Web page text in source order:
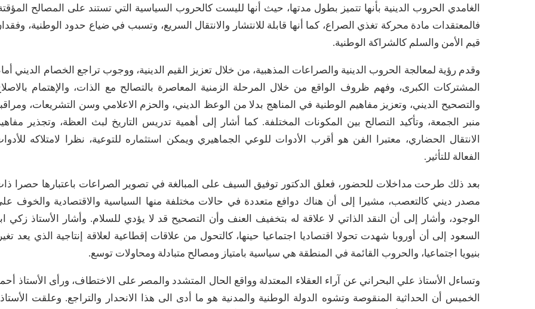
الغامدي الحروب الدينية بأنها تتميز بطول مدتها، حيث أنها لليست كالحروب السياسية التي تستند على المصالح
فالمعتقدات مادة محركة تغذي الصراع، كما أنها قابلة للانتشار والانتقال السريع، وتسبب في ضياع حدود الوطنية،
قيم الأمن والسلم كالشراكة الوطنية.
وقدم رؤية لمعالجة الحروب الدينية والصراعات المذهبية، من خلال تعزيز القيم الدينية، ووجوب تراجع الخصام الديني
المشتركات الكبرى، وفهم ظروف الواقع من خلال المرحلة الزمنية المعاصرة بالتصالح مع الذات، والإهتمام
والتصحيح الديني، وتعزيز مفاهيم الوطنية في المناهج بدلا من الوعظ الديني، والحزم الاعلامي وسن التشريعات،
منبر الجمعة، وتأكيد التصالح بين المكونات المختلفة. كما أشار إلى أهمية تدريس التاريخ لبث العظة، وتجذير
الانتقال الحضاري، معتبرا الفن هو أقرب الأدوات للوعي الجماهيري ويمكن استثماره للتوعية، نظرا لامتلاكه
الفعالة للتأثير.
بعد ذلك طرحت مداخلات للحضور، فعلق الدكتور توفيق السيف على المبالغة في تصوير الصراعات باعتبارها حصرا
مصدر ديني كالتعصب، مشيرا إلى أن هناك دوافع متعددة في حالات مختلفة منها السياسية والاقتصادية والخوف
الوجود، وأشار إلى أن النقد الذاتي لا علاقة له بتخفيف العنف وأن التصحيح قد لا يؤدي للسلام. وأشار الأستاذ زكي
السعود إلى أن أوروبا شهدت تحولا اقتصاديا اجتماعيا حينها، كالتحول من علاقات إقطاعية لعلاقة إنتاجية الذي يعد تغيرا
بنيويا اجتماعيا، والحروب القائمة في المنطقة هي سياسية بامتياز ومصالح متبادلة ومحاولات توسع.
وتساءل الأستاذ علي البحراني عن آراء العقلاء المعتدلة وواقع الحال المتشدد والمصر على الاختطاف، ورأى الأستاذ
الخميس أن الحداثية المنقوصة وتشوه الدولة الوطنية والمدنية هو ما أدى الى هذا الانحدار والتراجع. وعلقت